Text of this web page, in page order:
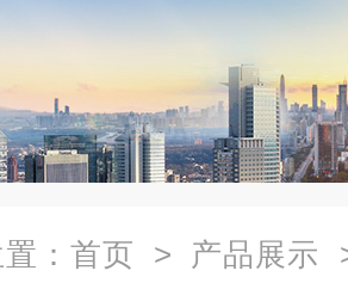
： 首页 > 产品展示